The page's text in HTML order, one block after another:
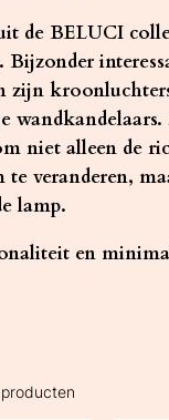
de BELUCI
Bijzonder
zijn
niet alleen de
veranderen,
lamp.
en